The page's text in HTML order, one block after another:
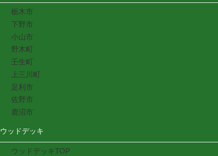
栃木市
下野市
小山市
野木町
壬生町
上三川町
足利市
佐野市
鹿沼市
ウッドデッキ
ウッドデッキTOP